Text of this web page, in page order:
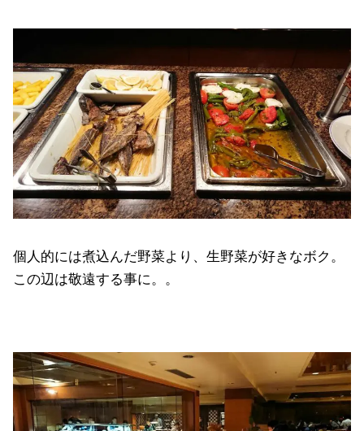
個人的には煮込んだ野菜より、生野菜が好きなボク。
この辺は敬遠する事に。。